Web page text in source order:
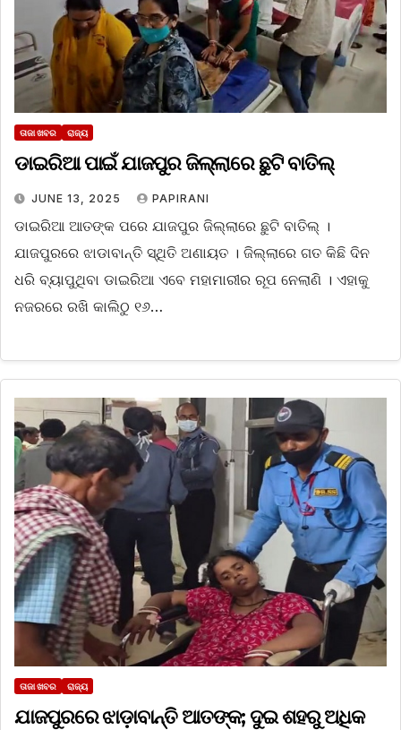
ତାଜା ଖବର ରାଜ୍ୟ
ଡାଇରିଆ ପାଇଁ ଯାଜପୁର ଜିଲ୍ଲାରେ ଛୁଟି ବାତିଲ୍
JUNE 13, 2025 PAPIRANI
ଡାଇରିଆ ଆତଙ୍କ ପରେ ଯାଜପୁର ଜିଲ୍ଲାରେ ଛୁଟି ବାତିଲ୍‌ ।
ଯାଜପୁରରେ ଝାଡାବାନ୍ତି ସ୍ଥିତି ଅଣାୟତ । ଜିଲ୍ଲାରେ ଗତ କିଛି ଦିନ
ଧରି ବ୍ୟାପୁଥିବା ଡାଇରିଆ ଏବେ ମହାମାରୀର ରୂପ ନେଲାଣି । ଏହାକୁ
ନଜରରେ ରଖି କାଲିଠୁ ୧୬…
ତାଜା ଖବର ରାଜ୍ୟ
ଯାଜପୁରରେ ଝାଡ଼ାବାନ୍ତି ଆତଙ୍କ; ଦୁଇ ଶହରୁ ଅଧିକ